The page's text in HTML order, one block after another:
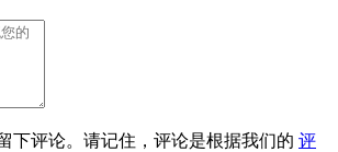
下评论。请记住，评论是根据我们的 评